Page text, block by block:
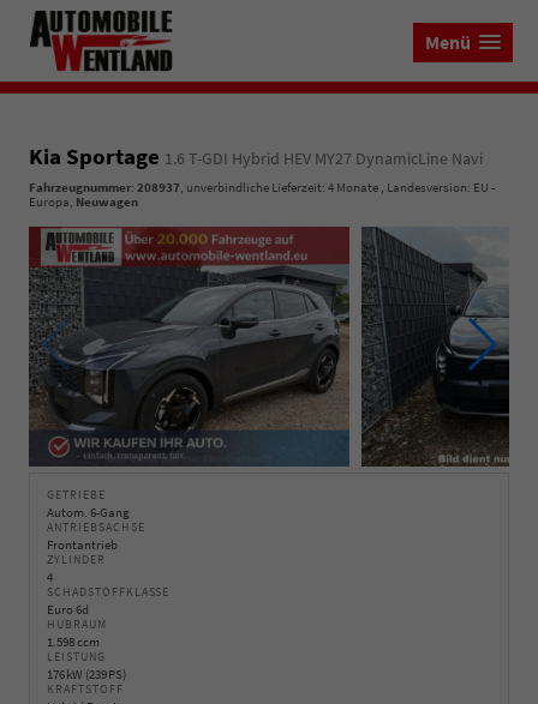
Menü
Kia Sportage 1.6 T-GDI Hybrid HEV MY27 DynamicLine Navi
Fahrzeugnummer: 208937, unverbindliche Lieferzeit: 4 Monate , Landesversion: EU -
Europa, Neuwagen
GETRIEBE
Autom. 6-Gang
ANTRIEBSACHSE
Frontantrieb
ZYLINDER
4
SCHADSTOFFKLASSE
Euro 6d
HUBRAUM
1.598 ccm
LEISTUNG
176 kW (239 PS)
KRAFTSTOFF